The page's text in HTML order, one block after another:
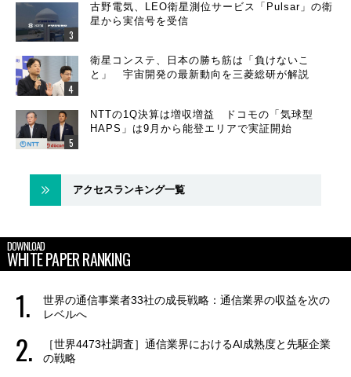
古野電気、LEO衛星測位サービス「Pulsar」の衛
星から実信号を受信
衛星コンステ、日本の勝ち筋は「負けないこ
と」 宇宙開発の最新動向を三菱総研が解説
NTTの1Q決算は増収増益 ドコモの「気球型
HAPS」は9月から能登エリアで実証開始
アクセスランキング一覧
DOWNLOAD
WHITE PAPER RANKING
世界の通信事業者33社の成長戦略：通信業界の収益を次の
レベルへ
［世界4473社調査］通信業界におけるAI成熟度と先駆企業
の戦略